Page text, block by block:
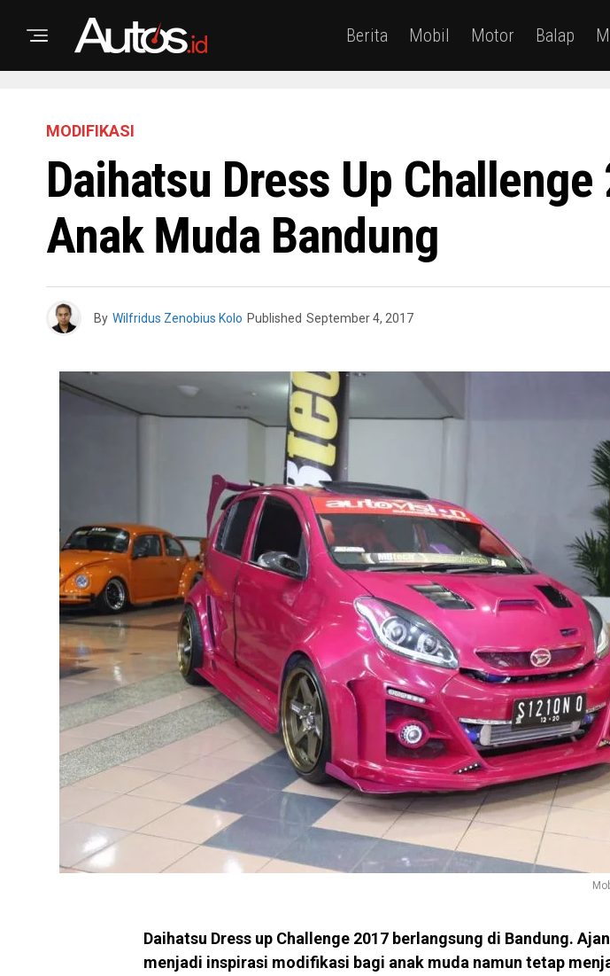
Berita Mobil Motor Balap
MODIFIKASI
Daihatsu Dress Up
Anak Muda Bandung
By Wilfridus Zenobius Kolo Published September 4, 2017
Daihatsu Dress up Challenge 2017 berlangsung di Bandung.
menjadi inspirasi modifikasi bagi anak muda namun tetap